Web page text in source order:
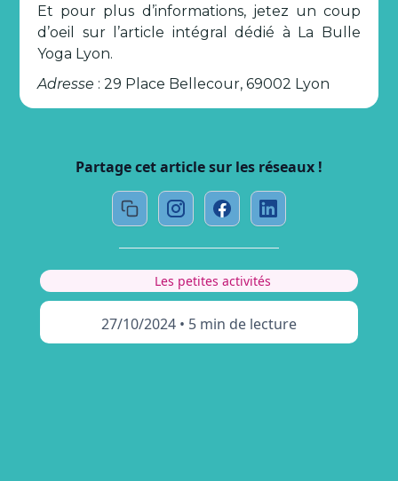
Et pour plus d’informations, jetez un coup
d’oeil sur l’article intégral dédié à La Bulle
Yoga Lyon.
Adresse : 29 Place Bellecour, 69002 Lyon
Partage cet article sur les réseaux !
Les petites activités
27/10/2024 • 5 min de lecture